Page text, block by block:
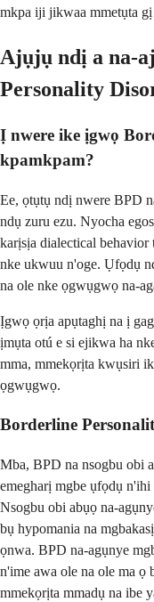
mkpa iji jikwaa mmetụta
Ajụjụ ndị a na-
Personality
Ị nwere ike ịgwọ
kpamkpam?
Ee, ọtụtụ ndị nwere BPD
ndụ zuru ezu. Nyocha
karịsịa dialectical behavior
nke ukwuu n'oge. Ụfọdụ
na ole nke ọgwụgwọ na-
Ịgwọ ọrịa apụtaghị na ị
ịmụta otú e si ejikwa ha
mma, mmekọrịta kwụsiri
ọgwụgwọ.
Borderline
Mba, BPD na nsogbu obi
emegharị mgbe ụfọdụ
Nsogbu obi abụọ na-
bụ hypomania na
ọnwa. BPD na-agụnye
n'ime awa ole na ole ma ọ
mmekọrịta mmadụ na ibe